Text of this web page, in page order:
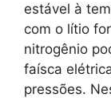
estável à
com o lítio
nitrogênio
faísca
pressões.